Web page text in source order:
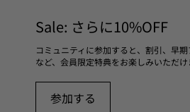
Sale: さらに10%OFF
コミュニティに参加すると、割引、早
など、会員限定特典をお楽しみいただけ
参加する